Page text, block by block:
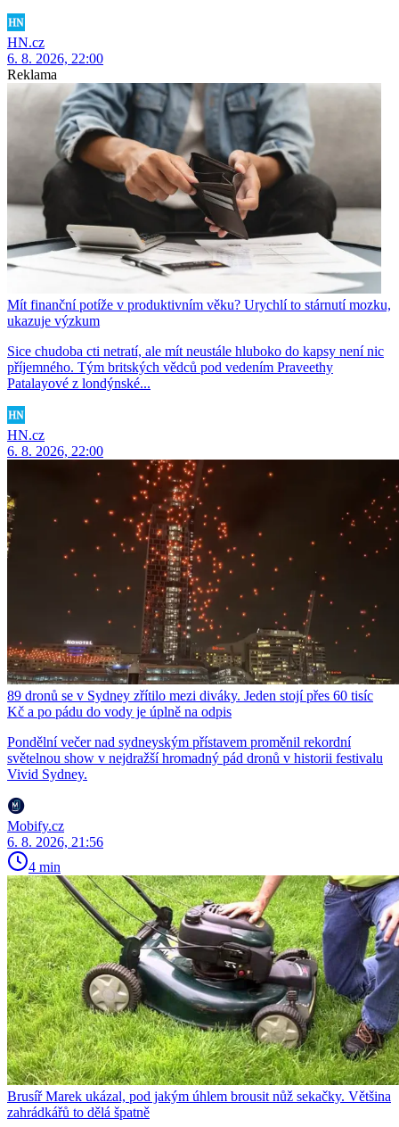
HN.cz
6. 8. 2026, 22:00
Reklama
Mít finanční potíže v produktivním věku? Urychlí to stárnutí mozku,
ukazuje výzkum
Sice chudoba cti netratí, ale mít neustále hluboko do kapsy není nic
příjemného. Tým britských vědců pod vedením Praveethy
Patalayové z londýnské...
HN.cz
6. 8. 2026, 22:00
89 dronů se v Sydney zřítilo mezi diváky. Jeden stojí přes 60 tisíc
Kč a po pádu do vody je úplně na odpis
Pondělní večer nad sydneyským přístavem proměnil rekordní
světelnou show v nejdražší hromadný pád dronů v historii festivalu
Vivid Sydney.
Mobify.cz
6. 8. 2026, 21:56
4 min
Brusíř Marek ukázal, pod jakým úhlem brousit nůž sekačky. Většina
zahrádkářů to dělá špatně